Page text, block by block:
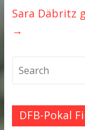
Sara Däbritz
→
DFB-Pokal